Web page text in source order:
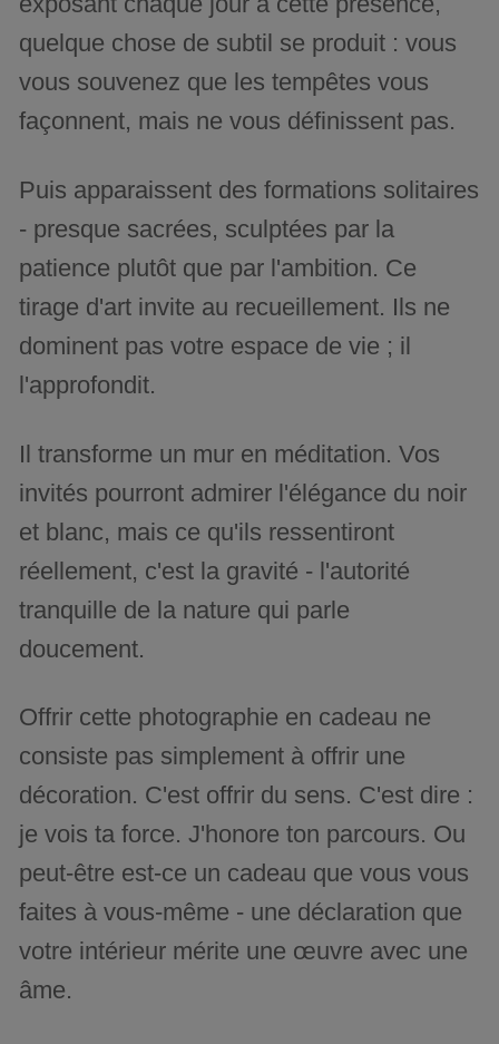
quelque chose de subtil se produit : vous
vous souvenez que les tempêtes vous
façonnent, mais ne vous définissent pas.
Puis apparaissent des formations solitaires
- presque sacrées, sculptées par la
patience plutôt que par l'ambition. Ce
tirage d'art invite au recueillement. Ils ne
dominent pas votre espace de vie ; il
l'approfondit.
Il transforme un mur en méditation. Vos
invités pourront admirer l'élégance du noir
et blanc, mais ce qu'ils ressentiront
réellement, c'est la gravité - l'autorité
tranquille de la nature qui parle
doucement.
Offrir cette photographie en cadeau ne
consiste pas simplement à offrir une
décoration. C'est offrir du sens. C'est dire :
je vois ta force. J'honore ton parcours. Ou
peut-être est-ce un cadeau que vous vous
faites à vous-même - une déclaration que
votre intérieur mérite une œuvre avec une
âme.